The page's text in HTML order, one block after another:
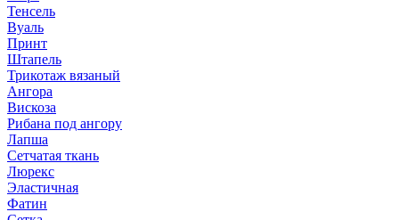
Тенсель
Вуаль
Принт
Штапель
Трикотаж вязаный
Ангора
Вискоза
Рибана под ангору
Лапша
Сетчатая ткань
Люрекс
Эластичная
Фатин